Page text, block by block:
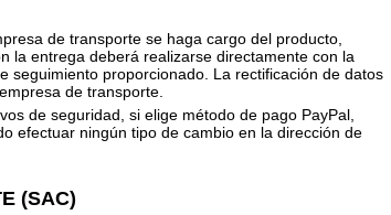
de transporte se haga cargo del producto,
la entrega deberá realizarse directamente con la
seguimiento proporcionado. La rectificación de datos
de transporte.
de seguridad, si elige método de pago PayPal,
efectuar ningún tipo de cambio en la dirección de
(SAC)